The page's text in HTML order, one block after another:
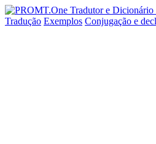
Tradução Exemplos Conjugação e